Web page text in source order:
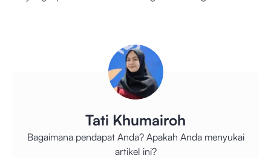
Tati Khumairoh
Bagaimana pendapat Anda? Apakah Anda menyukai
artikel ini?